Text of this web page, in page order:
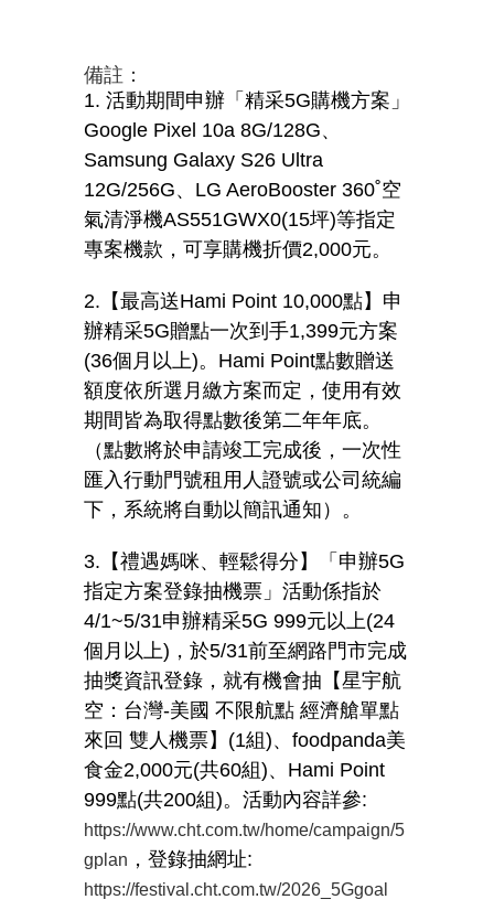
備註：
1. 活動期間申辦「精采5G購機方案」
Google Pixel 10a 8G/128G、
Samsung Galaxy S26 Ultra
12G/256G、 LG AeroBooster 360˚空
氣清淨機AS551GWX0(15坪)等指定
專案機款，可享購機折價2,000元。
2.【最高送Hami Point 10,000點】申
辦精采5G贈點一次到手1,399元方案
(36個月以上)。 Hami Point點數贈送
額度依所選月繳方案而定，使用有效
期間皆為取得點數後第二年年底。
（點數將於申請竣工完成後，一次性
匯入行動門號租用人證號或公司統編
下，系統將自動以簡訊通知）。
3.【禮遇媽咪、輕鬆得分】「申辦5G
指定方案登錄抽機票」活動係指於
4/1~5/31申辦精采5G 999元以上(24
個月以上) ，於5/31前至網路門市完成
抽獎資訊登錄，就有機會抽【星宇航
空：台灣-美國 不限航點 經濟艙單點
來回 雙人機票】 (1組)、 foodpanda美
食金2,000元(共60組)、 Hami Point
999點(共200組)。活動內容詳參:
https://www.cht.com.tw/home/campaign/5
gplan ，登錄抽網址:
https://festival.cht.com.tw/2026_5Ggoal